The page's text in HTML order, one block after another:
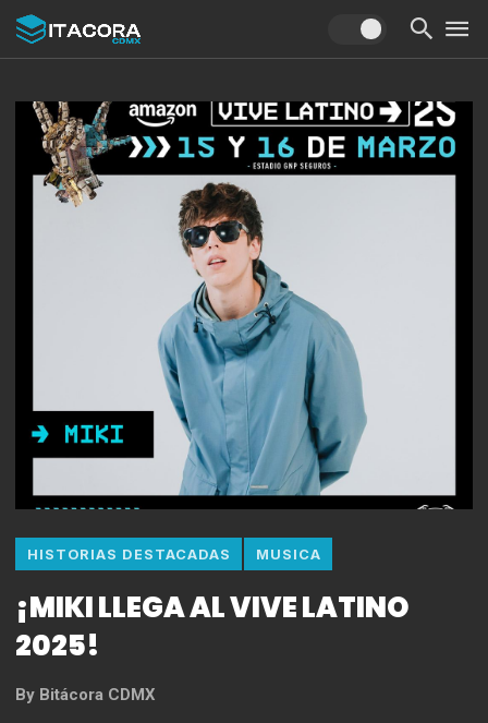
HISTORIAS DESTACADAS MUSICA
¡MIKI LLEGA AL VIVE LATINO
2025!
By Bitácora CDMX